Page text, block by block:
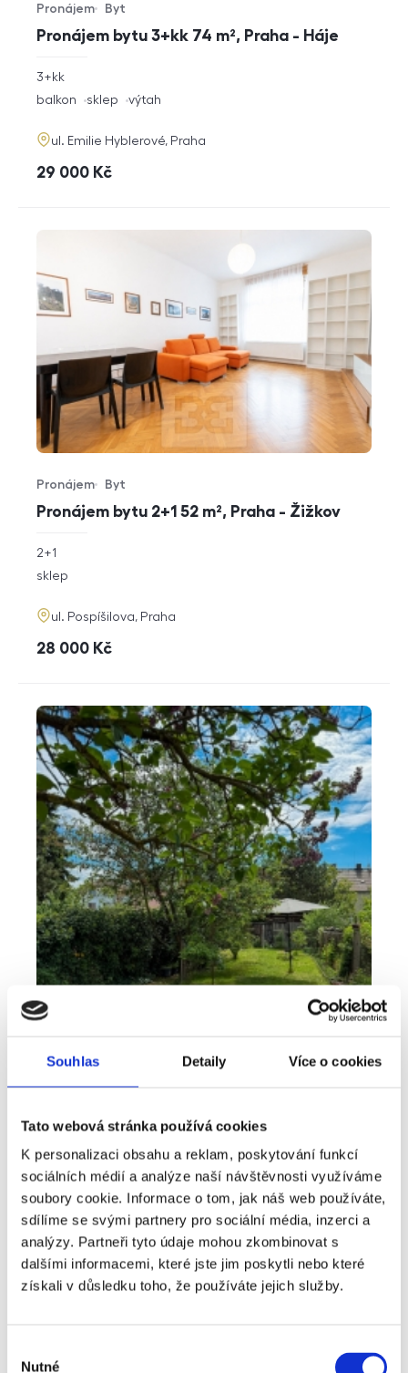
Souhlas Detaily Více o cookies
Tato webová stránka používá cookies
K personalizaci obsahu a reklam, poskytování funkcí
sociálních médií a analýze naší návštěvnosti využíváme
soubory cookie. Informace o tom, jak náš web používáte,
sdílíme se svými partnery pro sociální média, inzerci a
analýzy. Partneři tyto údaje mohou zkombinovat s
dalšími informacemi, které jste jim poskytli nebo které
získali v důsledku toho, že používáte jejich služby.
Nutné
Pronájem bytu 3+kk 74 m², Praha - Háje
Typ nabídky
Pronájem
Typ nemovitosti
Byt
rozměry
3+kk
funkce
balkon sklep výtah
adresa
ul. Emilie Hyblerové, Praha
cena
29 000 Kč
Pronájem bytu 2+1 52 m², Praha - Žižkov
Typ nabídky
Pronájem
Typ nemovitosti
Byt
rozměry
2+1
funkce
sklep
adresa
ul. Pospíšilova, Praha
cena
28 000 Kč
Bydlení, které nabízí víc než běžný byt -
pronájem 2+kk 41 m², Plzeň - Lobzy
Typ nabídky
Pronájem
Typ nemovitosti
Byt
rozměry
dispozice
cena
14 000